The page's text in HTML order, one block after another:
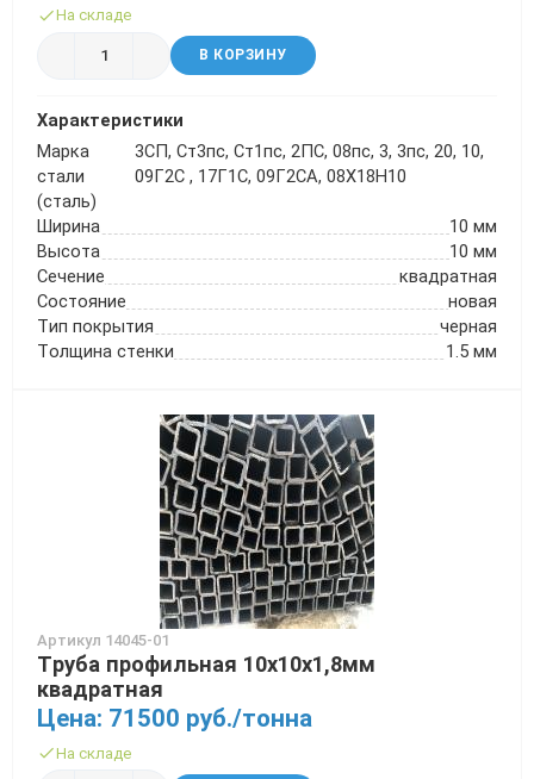
На складе
В КОРЗИНУ
Характеристики
Марка
стали
(сталь)
3СП, Ст3пс, Ст1пс, 2ПС, 08пс, 3, 3пс, 20, 10,
09Г2С , 17Г1С, 09Г2СА, 08Х18Н10
Ширина
10 мм
Высота
10 мм
Сечение
квадратная
Состояние
новая
Тип покрытия
черная
Толщина стенки
1.5 мм
Артикул 14045-01
Труба профильная 10х10х1,8мм
квадратная
Цена: 71500 руб./тонна
На складе